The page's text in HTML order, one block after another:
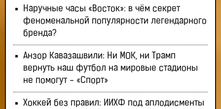
Наручные часы «Восток»: в чём секрет
феноменальной популярности легендарного
бренда?
Анзор Кавазашвили: Ни МОК, ни Трамп
вернуть наш футбол на мировые стадионы
не помогут - «Спорт»
Хоккей без правил: ИИХФ под аплодисменты